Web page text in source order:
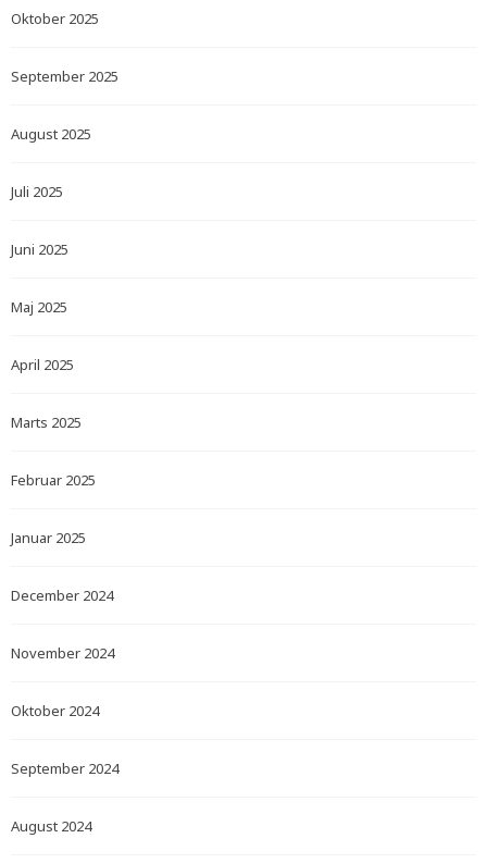
Oktober 2025
September 2025
August 2025
Juli 2025
Juni 2025
Maj 2025
April 2025
Marts 2025
Februar 2025
Januar 2025
December 2024
November 2024
Oktober 2024
September 2024
August 2024